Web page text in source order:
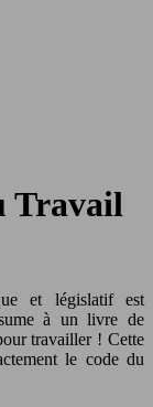
Travail
et législatif est
à un livre de
travailler ! Cette
le code du